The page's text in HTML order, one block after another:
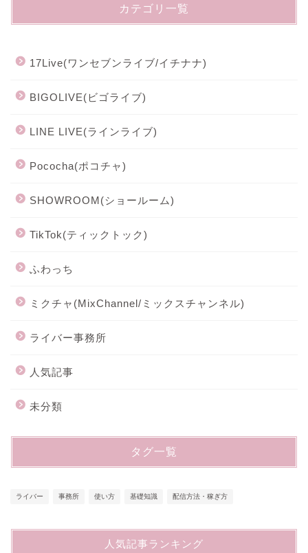
カテゴリ一覧
17Live(ワンセブンライブ/イチナナ)
BIGOLIVE(ビゴライブ)
LINE LIVE(ラインライブ)
Pococha(ポコチャ)
SHOWROOM(ショールーム)
TikTok(ティックトック)
ふわっち
ミクチャ(MixChannel/ミックスチャンネル)
ライバー事務所
人気記事
未分類
タグ一覧
ライバー 事務所 使い方 基礎知識 配信方法・稼ぎ方
人気記事ランキング